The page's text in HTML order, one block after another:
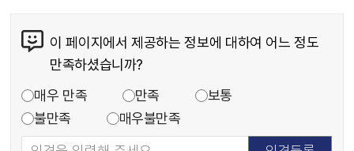
이 페이지에서 제공하는 정보에 대하여 어느 정도
만족하셨습니까?
매우 만족
만족
보통
불만족
매우불만족